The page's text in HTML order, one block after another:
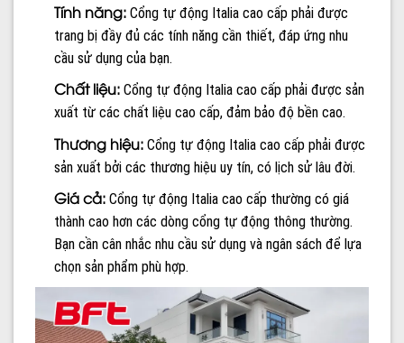
Tính năng:Cổng tự động Italia cao cấp phải được
trang bị đầy đủ các tính năng cần thiết, đáp ứng nhu
cầu sử dụng của bạn.
Chất liệu:Cổng tự động Italia cao cấp phải được sản
xuất từ các chất liệu cao cấp, đảm bảo độ bền cao.
Thương hiệu:Cổng tự động Italia cao cấp phải được
sản xuất bởi các thương hiệu uy tín, có lịch sử lâu đời.
Giá cả:Cổng tự động Italia cao cấp thường có giá
thành cao hơn các dòng cổng tự động thông thường.
Bạn cần cân nhắc nhu cầu sử dụng và ngân sách để lựa
chọn sản phẩm phù hợp.